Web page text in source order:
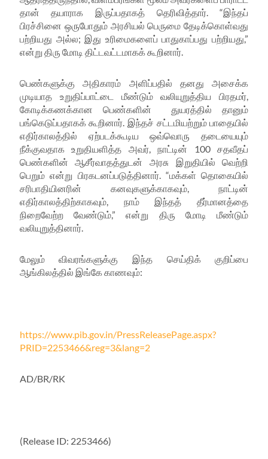
தான் தயாராக இருப்பதாகத் தெரிவித்தார். “இந்தப்
பிரச்சினை ஒருபோதும் அரசியல் பெருமை தேடிக்கொள்வது
பற்றியது அல்ல; இது உரிமைகளைப் பாதுகாப்பது பற்றியது,”
என்று திரு மோடி திட்டவட்டமாகக் கூறினார்.
பெண்களுக்கு அதிகாரம் அளிப்பதில் தனது அசைக்க
முடியாத உறுதிப்பாட்டை மீண்டும் வலியுறுத்திய பிரதமர்
கோடிக்கணக்கான பெண்களின் துயரத்தில் தானும்
பங்கெடுப்பதாகக் கூறினார். இந்தச் சட்டமியற்றும் பாதையில்
எதிர்காலத்தில் ஏற்படக்கூடிய ஒவ்வொரு தடையையும்
நீக்குவதாக உறுதியளித்த அவர்,நாட்டின் 100சதவீதப்
பெண்களின் ஆசீர்வாதத்துடன் அரசு இறுதியில் வெற்றி
பெறும் என்று பிரகடனப்படுத்தினார். “மக்கள் தொகையில்
சரிபாதியினரின் கனவுகளுக்காகவும் ,நாட்டின்
எதிர்காலத்திற்காகவும், நாம் இந்தத் தீர்மானத்தை
நிறைவேற்ற வேண்டும்,”என்று திரு மோடி மீண்டும்
வலியுறுத்தினார்.
மேலும் விவரங்களுக்கு இந்த செய்திக் குறிப்பை
ஆங்கிலத்தில் இங்கே காணவும்:
https://www.pib.gov.in/PressReleasePage.aspx?
PRID=2253466&reg=3&lang=2
AD/BR/RK
(Release ID: 2253466)